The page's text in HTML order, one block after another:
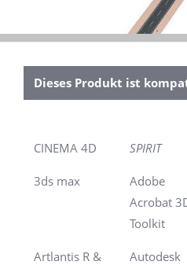
Dieses Produkt ist
CINEMA 4D SPIRIT
3ds max
Adobe
Acrobat
Toolkit
Artlantis R &
Autodesk